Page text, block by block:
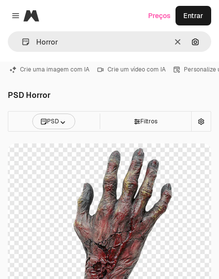
Close menu
Magnific
Limpar
Preços Entrar
Crie uma imagem com IA Crie um vídeo com IA Personalize
PSD Horror
PSD Filtros